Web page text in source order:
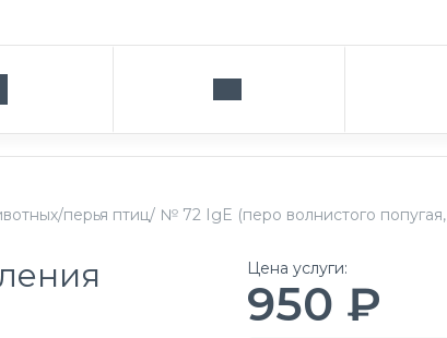
врача Написать нам
перья птиц/ № 72 IgE (перо волнистого
Цена услуги:
950 ₽